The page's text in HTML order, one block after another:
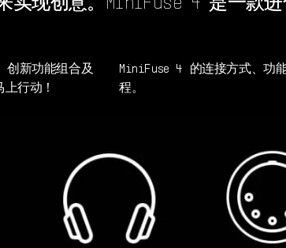
创新功能组合及
行动！
MiniFuse 4 的连接方式、功
程。